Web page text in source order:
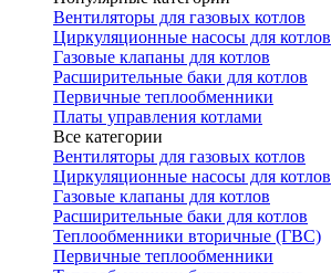
Вентиляторы для газовых котлов
Циркуляционные насосы для котлов
Газовые клапаны для котлов
Расширительные баки для котлов
Первичные теплообменники
Платы управления котлами
Все категории
Вентиляторы для газовых котлов
Циркуляционные насосы для котлов
Газовые клапаны для котлов
Расширительные баки для котлов
Теплообменники вторичные (ГВС)
Первичные теплообменники